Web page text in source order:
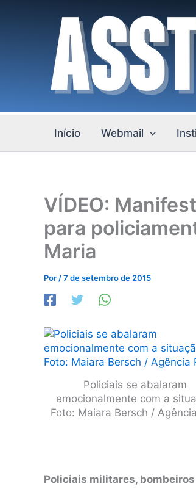
Início Webmail
VÍDEO:
para
Maria
Por /7 de setembro de 2015
Policiais se abalaram
emocionalmente com a
Foto: Maiara Bersch /
Policiais militares,